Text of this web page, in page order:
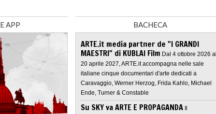
APP BACHECA
ARTE.it media partner de "I GRANDI
MAESTRI" di KUBLAI Film Dal 4 ottobre 2026 al
20 aprile 2027, ARTE.it accompagna nelle sale
italiane cinque documentari d'arte dedicati a
Caravaggio, Werner Herzog, Frida Kahlo, Michael
Ende, Turner & Constable
Su SKY va ARTE E PROPAGANDA